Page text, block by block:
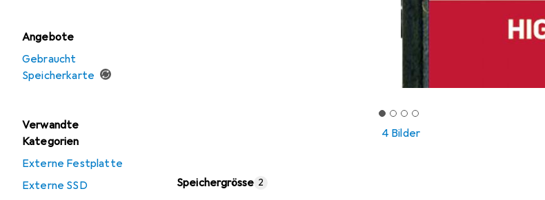
Angebote
Gebraucht
Speicherkarte
Verwandte
Kategorien
Externe Festplatte
Externe SSD
4 Bilder
Speichergrösse 2